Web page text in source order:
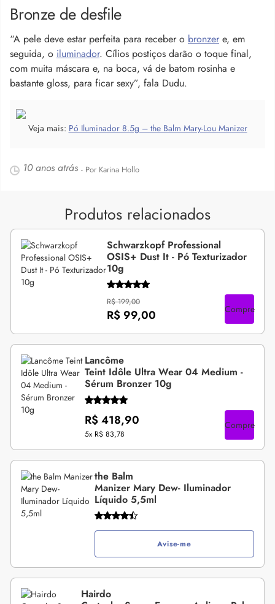
Bronze de desfile
“A pele deve estar perfeita para receber o bronzer e, em
seguida, o iluminador. Cílios postiços darão o toque final,
com muita máscara e, na boca, vá de batom rosinha e
bastante gloss, para ficar sexy”, fala Dudu.
Veja mais: Pó Iluminador 8.5g – the Balm Mary-Lou Manizer
10 anos atrás - Por Karina Hollo
Produtos relacionados
Schwarzkopf Professional
OSIS+ Dust It - Pó Texturizador
10g
R$ 199,00
R$ 99,00 Compre
Lancôme
Teint Idôle Ultra Wear 04 Medium -
Sérum Bronzer 10g
R$ 418,90
5x R$ 83,78
Compre
the Balm
Manizer Mary Dew- Iluminador
Líquido 5,5ml
Avise-me
Hairdo